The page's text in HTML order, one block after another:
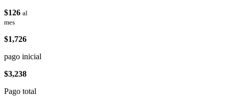
$126 al
mes
$1,726
pago inicial
$3,238
Pago total